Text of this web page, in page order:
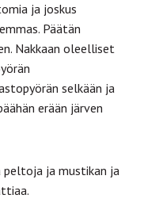
ja joskus
Päätän
Nakkaan oleelliset
selkään ja
erään järven
ja mustikan ja